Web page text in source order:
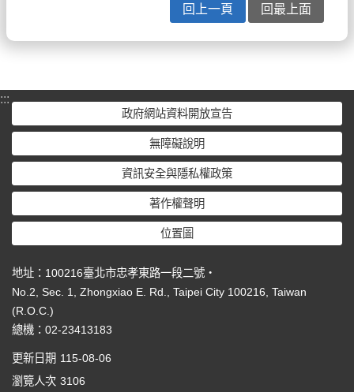
回上一頁 回最上面
:::
政府網站資料開放宣告
無障礙說明
資訊安全與隱私權政策
著作權聲明
位置圖
地址：100216臺北市忠孝東路一段二號‧
No.2, Sec. 1, Zhongxiao E. Rd., Taipei City 100216, Taiwan
(R.O.C.)
總機：02-23413183
更新日期 115-08-06
瀏覽人次 3106